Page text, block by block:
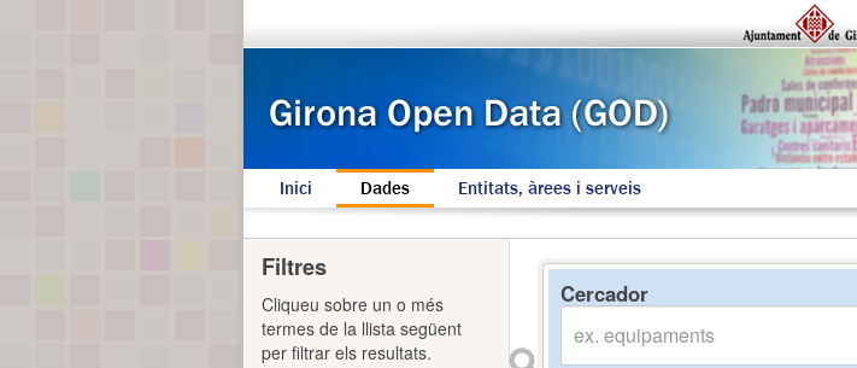
Inici Dades Entitats, àrees i serveis
Cercador
Filtres
Cliqueu sobre un o més
termes de la llista següent
per filtrar els resultats.